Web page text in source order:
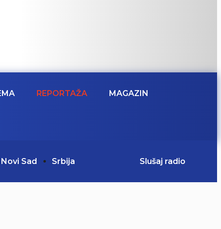
REPORTAŽA MAGAZIN
Novi Sad Srbija Slušaj radio